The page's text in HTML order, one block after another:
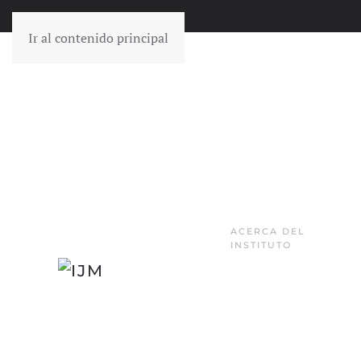
Ir al contenido principal
ACERCA DEL
INSTITUTO